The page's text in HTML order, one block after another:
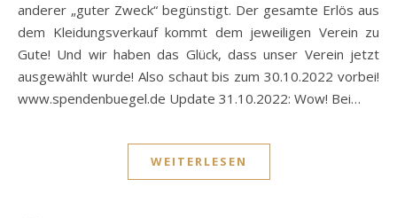
anderer „guter Zweck“ begünstigt. Der gesamte Erlös aus
dem Kleidungsverkauf kommt dem jeweiligen Verein zu
Gute! Und wir haben das Glück, dass unser Verein jetzt
ausgewählt wurde! Also schaut bis zum 30.10.2022 vorbei!
www.spendenbuegel.de Update 31.10.2022: Wow! Bei…
WEITERLESEN